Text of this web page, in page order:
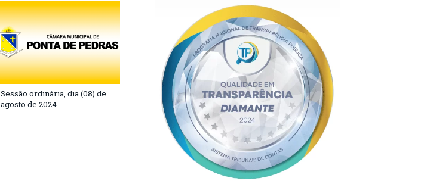
Sessão ordinária, dia (08) de
agosto de 2024